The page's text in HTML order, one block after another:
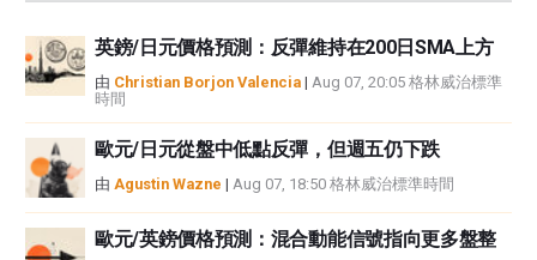
英鎊/日元價格預測：反彈維持在200日SMA上方
由 Christian Borjon Valencia | Aug 07, 20:05 格林威治標準
時間
歐元/日元從盤中低點反彈，但週五仍下跌
由 Agustin Wazne | Aug 07, 18:50 格林威治標準時間
歐元/英鎊價格預測：混合動能信號指向更多盤整